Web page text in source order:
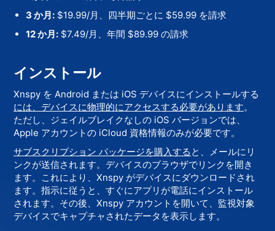
3 か月: $19.99/月、四半期ごとに $59.99 を請求
12 か月: $7.49/月、年間 $89.99 の請求
インストール
Xnspy を Android または iOS デバイスにインストールする
には、デバイスに物理的にアクセスする必要があります。
ただし、ジェイルブレイクなしの iOS バージョンでは、
Apple アカウントの iCloud 資格情報のみが必要です。
サブスクリプション パッケージを購入する と、メールにリ
ンクが送信されます。デバイスのブラウザでリンクを開き
ます。これにより、Xnspy がデバイスにダウンロードされ
ます。指示に従うと、すぐにアプリが電話にインストール
されます。その後、Xnspy アカウントを開いて、監視対象
デバイスでキャプチャされたデータを表示します。